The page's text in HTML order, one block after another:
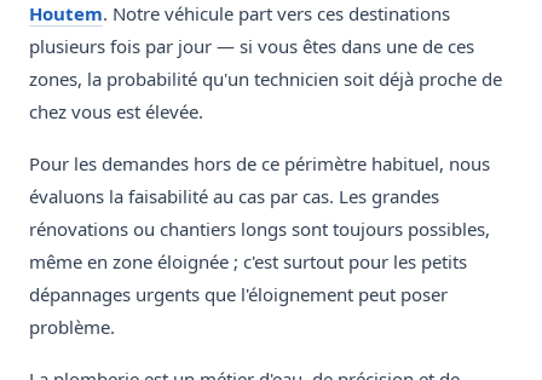
Houtem. Notre véhicule part vers ces destinations
plusieurs fois par jour — si vous êtes dans une de ces
zones, la probabilité qu'un technicien soit déjà proche de
chez vous est élevée.
Pour les demandes hors de ce périmètre habituel, nous
évaluons la faisabilité au cas par cas. Les grandes
rénovations ou chantiers longs sont toujours possibles,
même en zone éloignée ; c'est surtout pour les petits
dépannages urgents que l'éloignement peut poser
problème.